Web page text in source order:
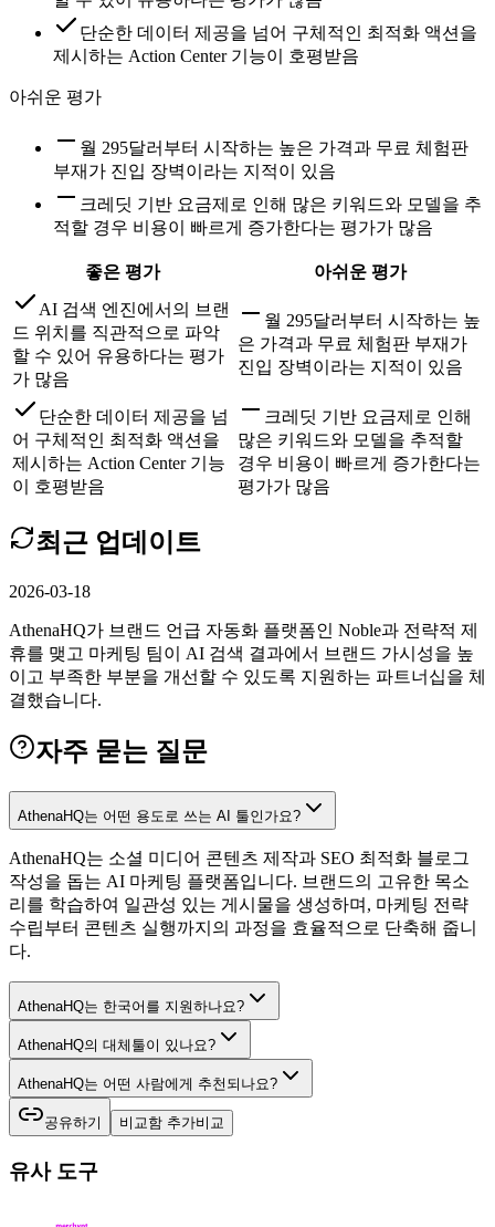
단순한 데이터 제공을 넘어 구체적인 최적화 액션을
제시하는 Action Center 기능이 호평받음
아쉬운 평가
월 295달러부터 시작하는 높은 가격과 무료 체험판
부재가 진입 장벽이라는 지적이 있음
크레딧 기반 요금제로 인해 많은 키워드와 모델을 추
적할 경우 비용이 빠르게 증가한다는 평가가 많음
좋은 평가
아쉬운 평가
AI 검색 엔진에서의 브랜
드 위치를 직관적으로 파악
할 수 있어 유용하다는 평가
가 많음
월 295달러부터 시작하는 높
은 가격과 무료 체험판 부재가
진입 장벽이라는 지적이 있음
단순한 데이터 제공을 넘
어 구체적인 최적화 액션을
제시하는 Action Center 기능
이 호평받음
크레딧 기반 요금제로 인해
많은 키워드와 모델을 추적할
경우 비용이 빠르게 증가한다는
평가가 많음
최근 업데이트
2026-03-18
AthenaHQ가 브랜드 언급 자동화 플랫폼인 Noble과 전략적 제
휴를 맺고 마케팅 팀이 AI 검색 결과에서 브랜드 가시성을 높
이고 부족한 부분을 개선할 수 있도록 지원하는 파트너십을 체
결했습니다.
자주 묻는 질문
AthenaHQ는 어떤 용도로 쓰는 AI 툴인가요?
AthenaHQ는 소셜 미디어 콘텐츠 제작과 SEO 최적화 블로그
작성을 돕는 AI 마케팅 플랫폼입니다. 브랜드의 고유한 목소
리를 학습하여 일관성 있는 게시물을 생성하며, 마케팅 전략
수립부터 콘텐츠 실행까지의 과정을 효율적으로 단축해 줍니
다.
AthenaHQ는 한국어를 지원하나요?
AthenaHQ의 대체툴이 있나요?
AthenaHQ는 어떤 사람에게 추천되나요?
공유하기 비교함 추가비교
유사 도구